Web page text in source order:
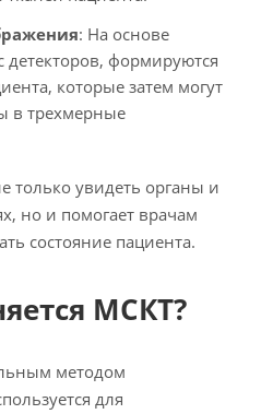
: На основе
формируются
которые затем могут
в трехмерные
только увидеть органы и
но и помогает врачам
состояние пациента.
МСКТ?
методом
для